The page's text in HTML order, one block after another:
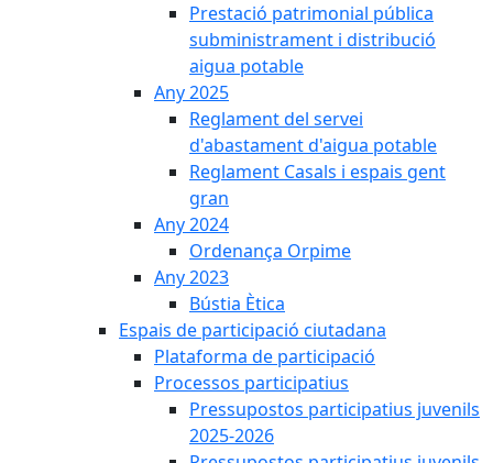
Prestació patrimonial pública
subministrament i distribució
aigua potable
Any 2025
Reglament del servei
d'abastament d'aigua potable
Reglament Casals i espais gent
gran
Any 2024
Ordenança Orpime
Any 2023
Bústia Ètica
Espais de participació ciutadana
Plataforma de participació
Processos participatius
Pressupostos participatius juvenils
2025-2026